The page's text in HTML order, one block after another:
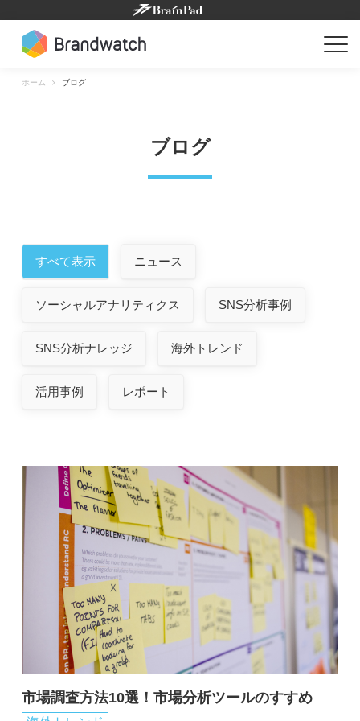
content
ホーム ブログ
ブログ
すべて表示 ニュース
ソーシャルアナリティクス SNS分析事例
SNS分析ナレッジ 海外トレンド
活用事例 レポート
市場調査方法10選！市場分析ツールのすすめ